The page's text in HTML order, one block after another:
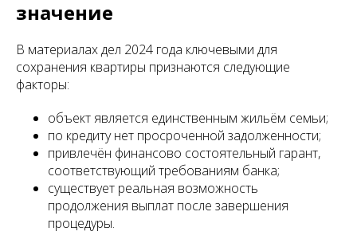
значение
В материалах дел 2024 года ключевыми для
сохранения квартиры признаются следующие
факторы:
объект является единственным жильём семьи;
по кредиту нет просроченной задолженности;
привлечён финансово состоятельный гарант,
соответствующий требованиям банка;
существует реальная возможность
продолжения выплат после завершения
процедуры.